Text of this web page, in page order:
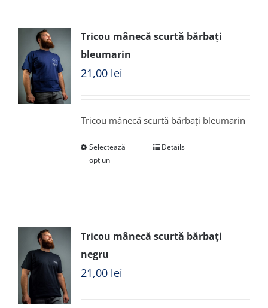
Tricou mânecă scurtă bărbați
bleumarin
21,00 lei
Tricou mânecă scurtă bărbați bleumarin
Selectează
opțiuni
Details
Tricou mânecă scurtă bărbați
negru
21,00 lei